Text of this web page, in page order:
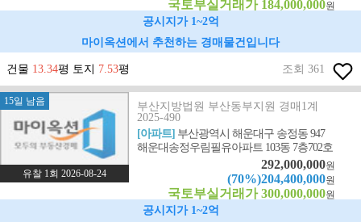
국토부실거래가 184,000,000원
공시지가 1~2억
마이옥션에서 추천하는 경매물건입니다
건물 13.34평 토지 7.53평 조회 361
15일 남음
유찰 1회 2026-08-24
부산지방법원 부산동부지원 경매1계
2025-490
[아파트] 부산광역시 해운대구 송정동 947
해운대송정우림필유아파트 103동 7층702호
292,000,000원
(70%)204,400,000원
국토부실거래가 300,000,000원
공시지가 1~2억